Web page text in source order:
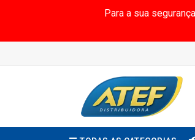
Para a sua